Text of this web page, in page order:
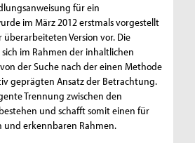
für ein
im März 2012 erstmals vorgestellt
Version vor. Die
im Rahmen der inhaltlichen
der Suche nach der einen Methode
geprägten Ansatz der Betrachtung.
Trennung zwischen den
und schafft somit einen für
und erkennbaren Rahmen.